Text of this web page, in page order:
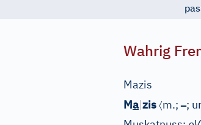
Wahrig
Mazis
Ma|zis〈m.;–;